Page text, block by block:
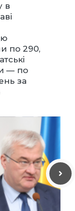
в
по 290,
— по
за